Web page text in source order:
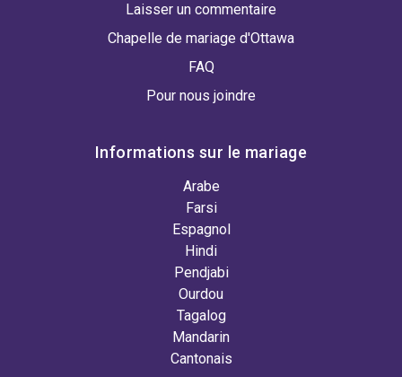
Laisser un commentaire
Chapelle de mariage d'Ottawa
FAQ
Pour nous joindre
Informations sur le mariage
Arabe
Farsi
Espagnol
Hindi
Pendjabi
Ourdou
Tagalog
Mandarin
Cantonais